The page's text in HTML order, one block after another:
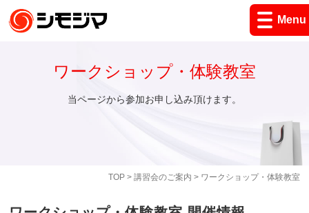
Menu
TOP> 講習会のご案内 > ワークショップ・体験教室
ワークショップ・体験教室
当ページから参加お申し込み頂けます。